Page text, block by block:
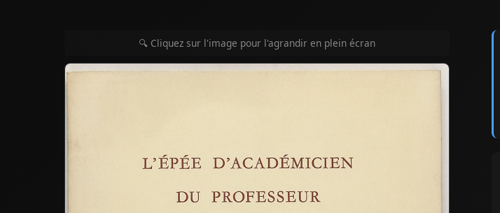
🔍 Cliquez sur l'image pour l'agrandir en plein écran